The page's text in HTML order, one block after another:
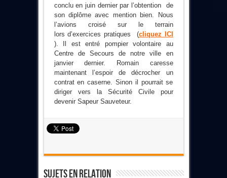
conclu en juin dernier par l’obtention
de
son diplôme avec mention bien. Nous
l’avions croisé sur le terrain
lors d’exercices pratiques (cliquez ICI
). Il est entré pompier volontaire au
Centre de Secours de notre ville en
janvier dernier. Romain caresse
maintenant l’espoir de décrocher un
contrat en caserne. Sinon il pourrait se
diriger vers la Sécurité Civile pour
devenir Sapeur Sauveteur.
Sujets En Relation